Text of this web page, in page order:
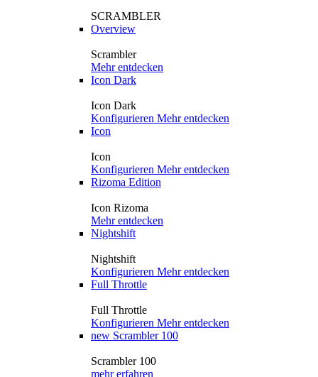
SCRAMBLER
Overview
Scrambler
Mehr entdecken
Icon Dark
Icon Dark
Konfigurieren Mehr entdecken
Icon
Icon
Konfigurieren Mehr entdecken
Rizoma Edition
Icon Rizoma
Mehr entdecken
Nightshift
Nightshift
Konfigurieren Mehr entdecken
Full Throttle
Full Throttle
Konfigurieren Mehr entdecken
new Scrambler 100
Scrambler 100
mehr erfahren